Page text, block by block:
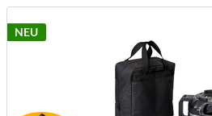
NEU